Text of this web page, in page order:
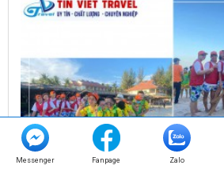
Giá : 3.190.000 đ
Messenger Fanpage Zalo